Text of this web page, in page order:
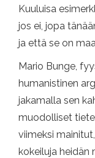
Kuuluisa
jos ei, jopa
ja että se on
Mario Bunge,
humanistinen
jakamalla sen
muodolliset
viimeksi
kokeiluja